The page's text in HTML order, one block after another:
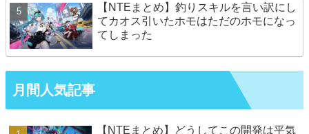
【NTEまとめ】釣りスキルを言い訳にし
てカオス引いたホモはただのホモになっ
てしまった
月間人気記事
【NTEまとめ】どうしてこの開発は平気